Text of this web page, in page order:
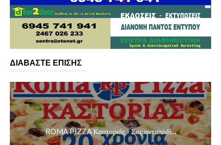
ΔΙΑΒΑΣΤΕ ΕΠΙΣΗΣ
ROMA PIZZA Καστοριάς - Σας ανταποδί...